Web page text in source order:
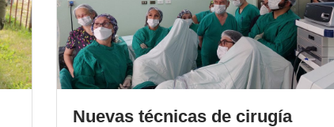
Nuevas técnicas de cirugía